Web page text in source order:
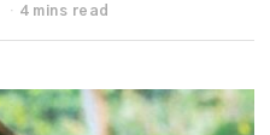
4 mins read